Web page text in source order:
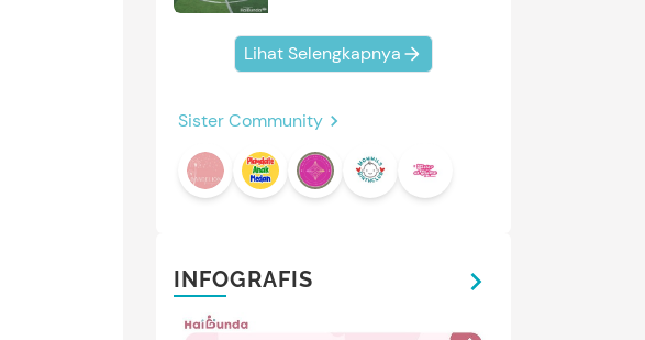
Kompak Banget!
Lihat Selengkapnya
Sister Community
INFOGRAFIS